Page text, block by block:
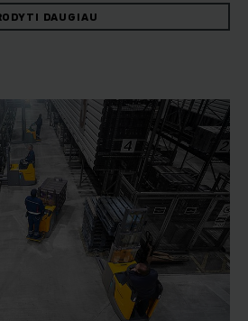
reikia.
transportuojate savo krovinius
patalpose - mielai Jums padėsime
ir technologijų partneris. Norite
užsakymus? Pirmenybę teikiate
ar dujinėms pavaroms? O galbūt
yra rankinis hidraulinis padėklų
Jūsų reikalavimus atitinkančią
pasiūla plati ir visuomet pažangiausia.
vežimėlius, šakinius krautuvus,
vilkikus, autotraukinius su
transporto priemones. Plati pavarų ir
sukurta taip, kad būtų galima tiksliai
DAUGIAU